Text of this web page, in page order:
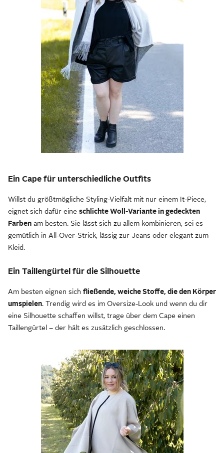
Ein Cape für unterschiedliche Outfits
Willst du größtmögliche Styling-Vielfalt mit nur einem It-Piece,
eignet sich dafür eine schlichte Woll-Variante in gedeckten
Farben am besten. Sie lässt sich zu allem kombinieren, sei es
gemütlich in All-Over-Strick, lässig zur Jeans oder elegant zum
Kleid.
Ein Taillengürtel für die Silhouette
Am besten eignen sich fließende, weiche Stoffe, die den Körper
umspielen. Trendig wird es im Oversize-Look und wenn du dir
eine Silhouette schaffen willst, trage über dem Cape einen
Taillengürtel – der hält es zusätzlich geschlossen.